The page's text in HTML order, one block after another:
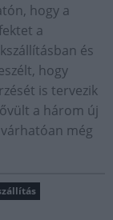
hogy a
a
és
hogy
is tervezik
a három új
még